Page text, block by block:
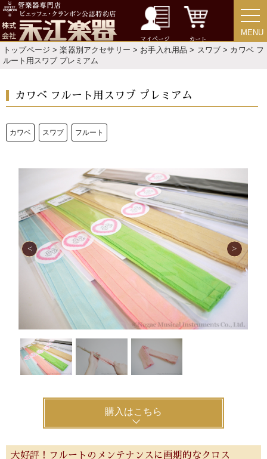
マイページ カート
MENU
MENU
トップページ >楽器別アクセサリー > お手入れ用品 > スワブ > カワベ フ
ルート用スワブ プレミアム
カワベ フルート用スワブ プレミアム
カワベ スワブ フルート
購入はこちら
大好評！フルートのメンテナンスに画期的なクロス
ご利用ガイド サポート・保証
よくあるご質問 会社紹介
特定商取引法